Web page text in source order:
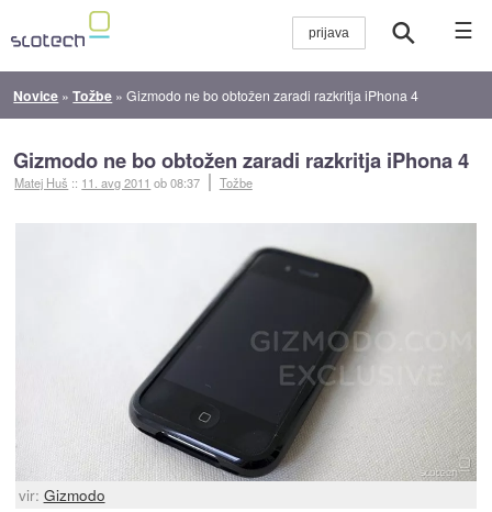
☰
Novice »Tožbe »Gizmodo ne bo obtožen zaradi razkritja iPhona 4
Gizmodo ne bo obtožen zaradi razkritja iPhona 4
Matej Huš :: 11. avg 2011 ob 08:37 Tožbe
vir: Gizmodo